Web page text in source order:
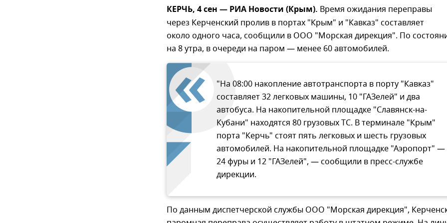
КЕРЧЬ, 4 сен — РИА Новости (Крым). Время ожидания переправы
через Керченский пролив в портах "Крым" и "Кавказ" составляет
около одного часа, сообщили в ООО "Морская дирекция". По
на 8 утра, в очереди на паром — менее 60 автомобилей.
"На 08:00 накопление автотранспорта в порту "Кавказ"
составляет 32 легковых машины, 10 "ГАЗелей" и два
автобуса. На накопительной площадке "Славянск-на-
Кубани" находятся 80 грузовых ТС. В терминале "Крым"
порта "Керчь" стоят пять легковых и шесть грузовых
автомобилей. На накопительной площадке "Аэропорт" —
24 фуры и 12 "ГАЗелей", — сообщили в пресс-службе
дирекции.
По данным диспетчерской службы ООО "Морская дирекция",